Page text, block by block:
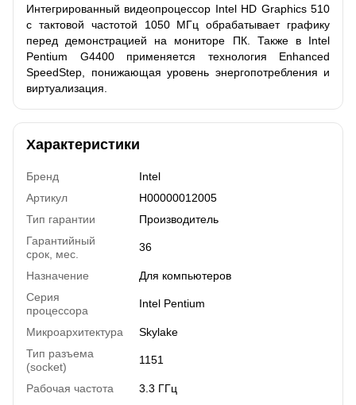
Интегрированный видеопроцессор Intel HD Graphics 510
с тактовой частотой 1050 МГц обрабатывает графику
перед демонстрацией на мониторе ПК. Также в Intel
Pentium G4400 применяется технология Enhanced
SpeedStep, понижающая уровень энергопотребления и
виртуализация.
Характеристики
Бренд
Intel
Артикул
H00000012005
Тип гарантии
Производитель
Гарантийный
срок, мес.
36
Назначение
Для компьютеров
Серия
процессора
Intel Pentium
Микроархитектура
Skylake
Тип разъема
(socket)
1151
Рабочая частота
3.3 ГГц